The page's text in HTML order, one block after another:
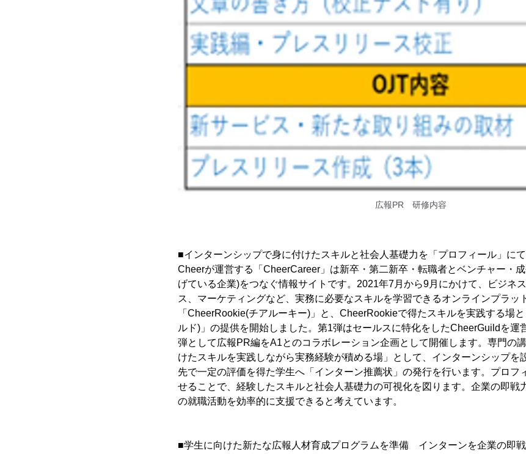
広報PR 研修内容
■インターンシップで身に付けたスキルと社会人基礎力を「プロフィール」に
Cheerが運営する「CheerCareer」は新卒・第二新卒・転職者とベンチャー・
げている企業)をつなぐ情報サイトです。2021年7月から9月にかけて、ビジネ
ス、マーケティングなど、実務に必要なスキルを学習できるオンラインプラッ
「CheerRookie(チアルーキー)」と、CheerRookieで得たスキルを実践する場
ルド)」の提供を開始しました。第1弾はセールスに特化をしたCheerGuildを運
弾として広報PR編をA1とのコラボレーション企画として開催します。専門の
けたスキルを実践しながら実務経験が積める場」として、インターンシップを
先で一定の評価を得た学生へ「インターン推薦状」の発行を行います。プロフ
せることで、経験したスキルと社会人基礎力の可視化を図ります。企業の即戦
の就職活動を効率的に支援できると考えています。
■学生に向けた新たな広報人材育成プログラムを準備 インターンを企業の即